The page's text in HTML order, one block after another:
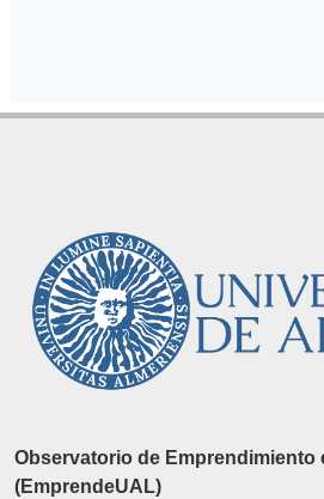
Observatorio de Emprendimiento
(EmprendeUAL)